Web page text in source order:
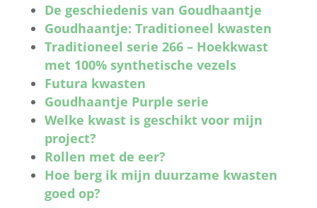
De geschiedenis van Goudhaantje
Goudhaantje: Traditioneel kwasten
Traditioneel serie 266 – Hoekkwast
met 100% synthetische vezels
Futura kwasten
Goudhaantje Purple serie
Welke kwast is geschikt voor mijn
project?
Rollen met de eer?
Hoe berg ik mijn duurzame kwasten
goed op?